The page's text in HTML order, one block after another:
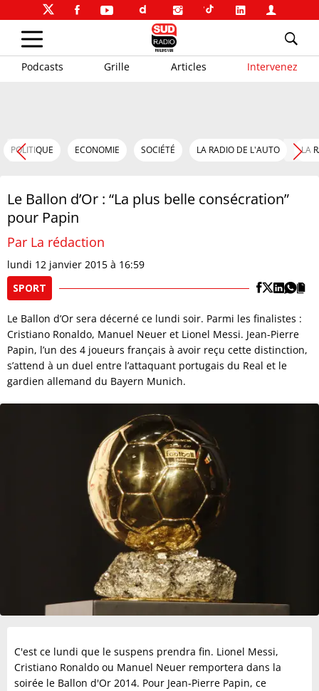
Podcasts Grille Articles Intervenez
POLITIQUE ECONOMIE SOCIÉTÉ LA RADIO DE L'AUTO LA
Le Ballon d’Or : “La plus belle consécration”
pour Papin
Par La rédaction
lundi 12 janvier 2015 à 16:59
SPORT
Le Ballon d’Or sera décerné ce lundi soir. Parmi les finalistes :
Cristiano Ronaldo, Manuel Neuer et Lionel Messi. Jean-Pierre
Papin, l’un des 4 joueurs français à avoir reçu cette distinction,
s’attend à un duel entre l’attaquant portugais du Real et le
gardien allemand du Bayern Munich.
C'est ce lundi que le suspens prendra fin. Lionel Messi,
Cristiano Ronaldo ou Manuel Neuer remportera dans la
soirée le Ballon d'Or 2014. Pour Jean-Pierre Papin, ce